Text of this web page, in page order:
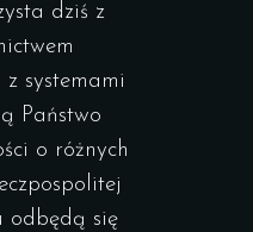
dziś z
systemami
Państwo
o różnych
odbędą się